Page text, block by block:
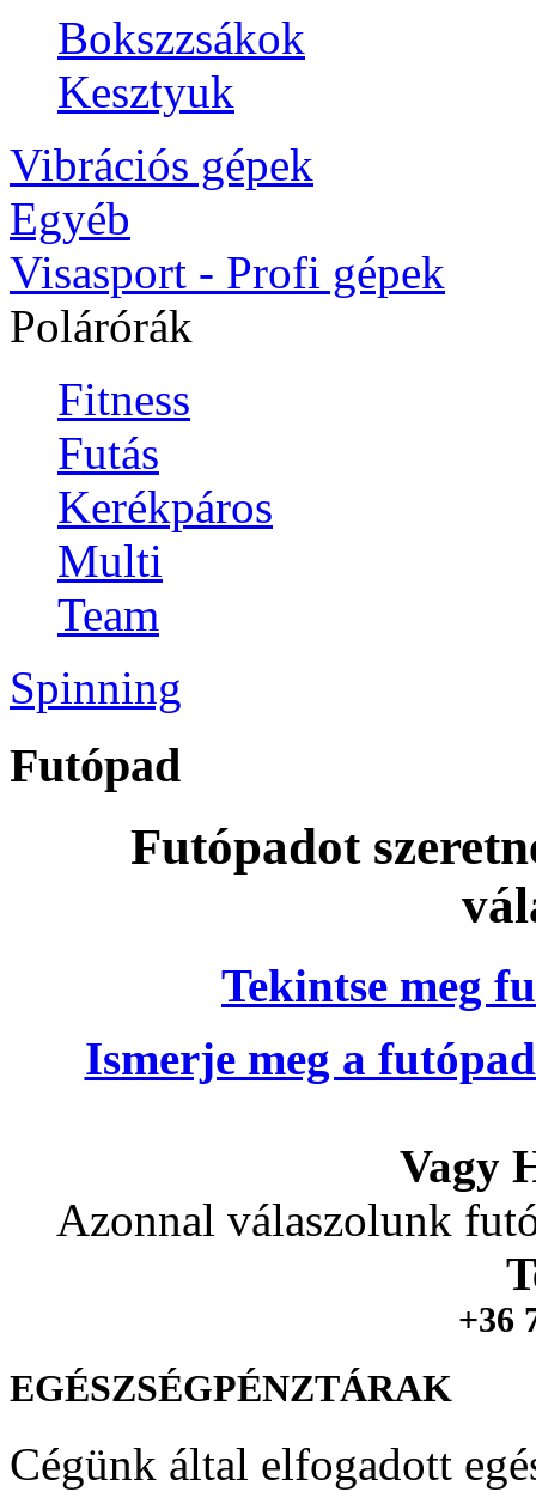
Bokszzsákok
Kesztyuk
Vibrációs gépek
Egyéb
Visasport - Profi gépek
Polárórák
Fitness
Futás
Kerékpáros
Multi
Team
Spinning
Futópad
Futópadot
Tekintse meg
Ismerje meg a
Vagy
Azonnal válaszolunk
+36
EGÉSZSÉGPÉNZTÁRAK
Cégünk által elfogadott